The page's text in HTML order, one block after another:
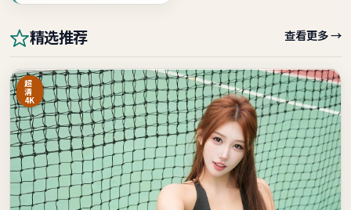
精选推荐 查看更多 →
超
清
4K